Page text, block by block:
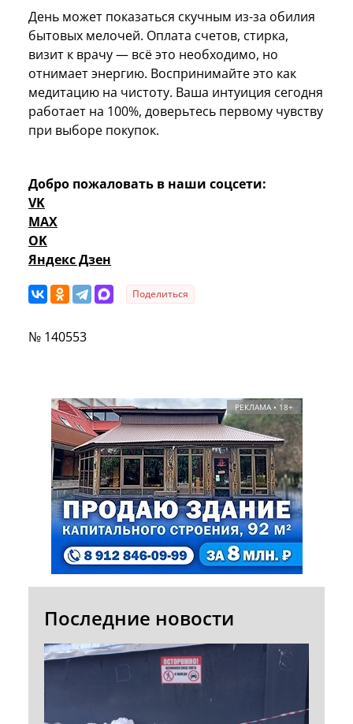
День может показаться скучным из-за обилия
бытовых мелочей. Оплата счетов, стирка,
визит к врачу — всё это необходимо, но
отнимает энергию. Воспринимайте это как
медитацию на чистоту. Ваша интуиция сегодня
работает на 100%, доверьтесь первому чувству
при выборе покупок.
Добро пожаловать в наши соцсети:
VK
MAX
OK
Яндекс Дзен
Поделиться
№ 140553
РЕКЛАМА • 18+
Последние новости